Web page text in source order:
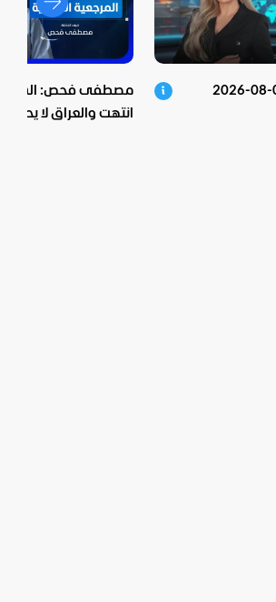
مصطفى فحص: الشيعية
انتهت والعراق لا يحكم